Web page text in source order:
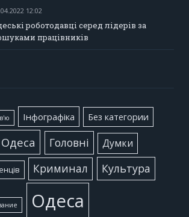
12:02
роботодавці серед лідерів за
працівників
Інфографіка Без категории
Головні Думки
Криминал Культура
Одеса